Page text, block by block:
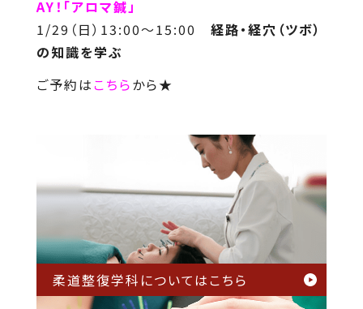
AY！「アロマ鍼」
1/29（日）13:00～15:00 経路・経穴（ツボ）
の知識を学ぶ
ご予約はこちらから★
柔道整復学科についてはこちら